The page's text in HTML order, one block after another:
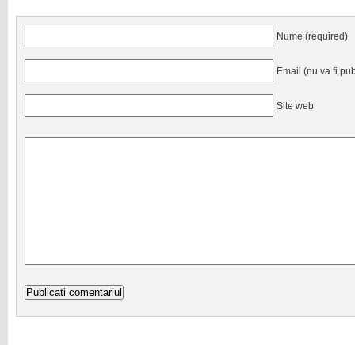
Nume (required)
Email (nu va fi
Site web